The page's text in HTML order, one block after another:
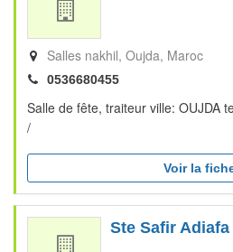
Salles nakhil Oujda Maroc
0536680455
Salle de fête, traiteur ville: OUJDA
/
Voir la
Ste Safir